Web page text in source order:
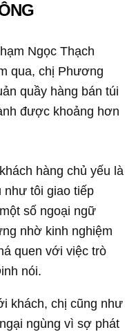
Ngọc Thạch
qua, chị Phương
quầy hàng bán túi
được khoảng hơn
hàng chủ yếu là
như tôi giao tiếp
số ngoại ngữ
nhờ kinh nghiệm
quen với việc trò
nói.
khách, chị cũng như
ngùng vì sợ phát